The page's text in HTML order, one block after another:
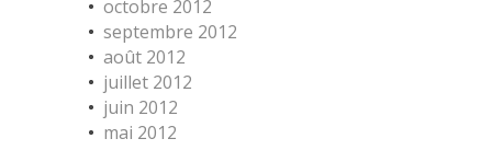
octobre 2012
septembre 2012
août 2012
juillet 2012
juin 2012
mai 2012